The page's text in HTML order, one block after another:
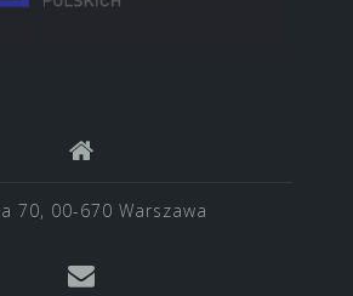
70, 00-670 Warszawa